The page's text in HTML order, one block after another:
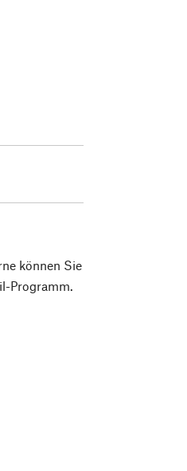
können Sie
Programm.